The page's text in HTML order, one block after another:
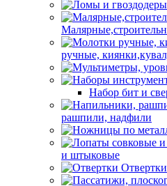
ручные,
Набор бит и
рашпили, надфили
и штыковые
Отвертки